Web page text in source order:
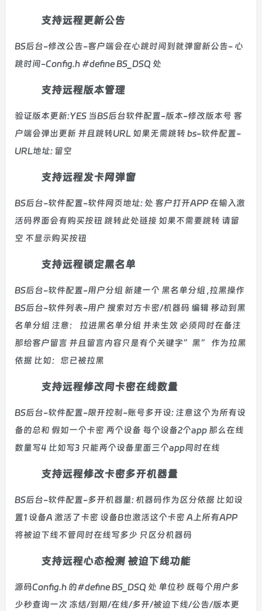
支持远程更新公告
BS后台-修改公告-客户端会在心跳时间到就弹窗新公告- 心
跳时间-Config.h #define BS_DSQ 处
支持远程版本管理
验证版本更新:YES 当BS后台软件配置-版本-修改版本号 客
户端会弹出更新 并且跳转URL 如果无需跳转 bs-软件配置-
URL地址: 留空
支持远程发卡网弹窗
BS后台-软件配置-软件网页地址: 处 客户打开APP 在输入激
活码界面会有购买按钮 跳转此处链接 如果不需要跳转 请留
空 不显示购买按钮
支持远程锁定黑名单
BS后台-软件配置-用户分组 新建一个 黑名单分组 ,拉黑操作
BS后台-软件列表-用户 搜索对方卡密/机器码 编辑 移动到黑
名单分组 注意： 拉进黑名单分组 并未生效 必须同时在备注
那给客户留言 并且留言内容只是有个关键字”黑” 作为拉黑
依据 比如：您已被拉黑
支持远程修改同卡密在线数量
BS后台-软件配置-限开控制-账号多开设: 注意这个为所有设
备的总和 假如一个卡密 两个设备 每个设备2个app 那么在线
数量写4 比如写3 只能两个设备里面三个app同时在线
支持远程修改卡密多开机器量
BS后台-软件配置-多开机器量: 机器码作为区分依据 比如设
置1 设备A 激活了卡密 设备B也激活这个卡密 A上所有APP
将被迫下线不管同时在线写多少 只区分机器码
支持远程心态检测 被迫下线功能
源码Config.h 的#define BS_DSQ 处 单位秒 既每个用户多
少秒查询一次 冻结/到期/在线/多开/被迫下线/公告/版本更